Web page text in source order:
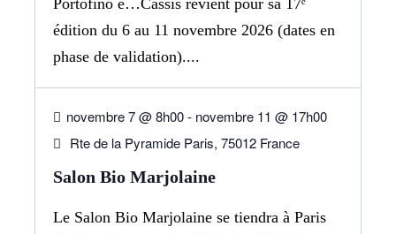
Portofino è…Cassis revient pour sa 17ᵉ
édition du 6 au 11 novembre 2026 (dates en
phase de validation)....
novembre 7 @ 8h00- novembre 11 @ 17h00
Rte de la Pyramide Paris, 75012 France
Salon Bio Marjolaine
Le Salon Bio Marjolaine se tiendra à Paris